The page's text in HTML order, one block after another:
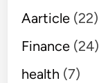
Aarticle (22)
Finance (24)
health (7)